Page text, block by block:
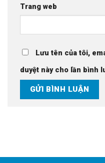
Trang web
Lưu tên của tôi,
duyệt này cho lần bình